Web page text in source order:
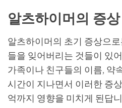
알츠하이머의 증상
알츠하이머의 초기 증상으
들을 잊어버리는 것들이 있
가족이나 친구들의 이름, 약
시간이 지나면서 이러한 증
억까지 영향을 미치게 된답